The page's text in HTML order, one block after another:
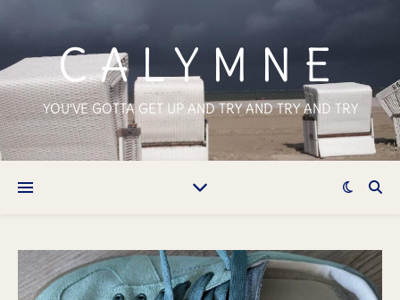
CALYMNE
YOU'VE GOTTA GET UP AND TRY AND TRY AND TRY